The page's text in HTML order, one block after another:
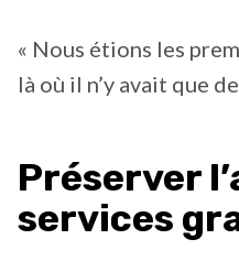
« Nous étions les
là où il n’y avait que
Préserver
services